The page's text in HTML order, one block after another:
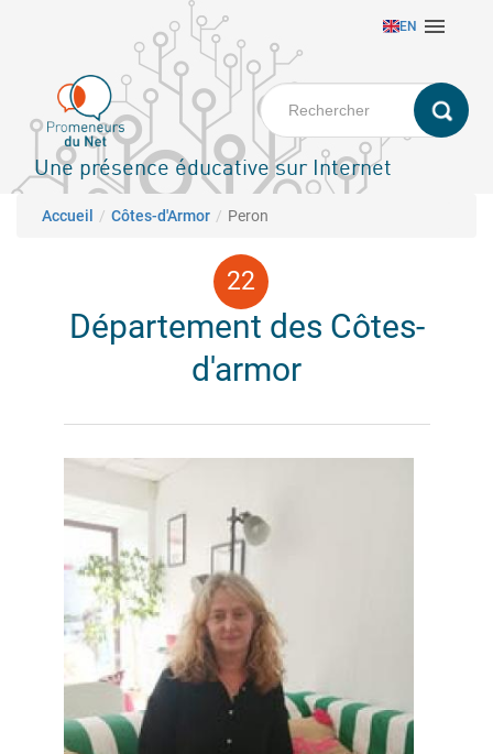
principal
EN 
Une présence éducative sur Internet
Fil d'Ariane
Accueil Côtes-d'Armor Peron
Département des Côtes-
d'armor